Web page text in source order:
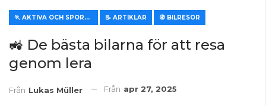
🏃 AKTIVA OCH SPORTIGA TURER 📝 ARTIKLAR 🧭 BILRESOR
🚜 De bästa bilarna för att resa
genom lera
Från Lukas Müller Från apr 27, 2025